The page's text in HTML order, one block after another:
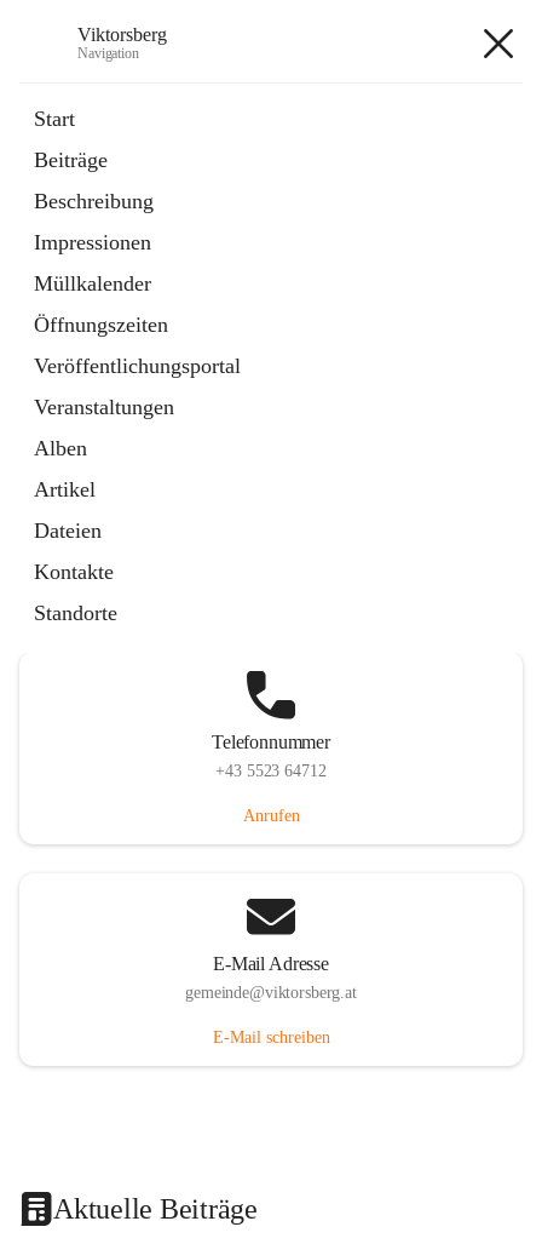
Viktorsberg
Navigation
Start
Beiträge
Beschreibung
Impressionen
Müllkalender
Öffnungszeiten
Veröffentlichungsportal
Veranstaltungen
Alben
Artikel
Dateien
Kontakte
Standorte
1 Schnellzugriff
Bürgerservice
10 Schnellzugriffe
Telefonnummer
+43 5523 64712
Anrufen
E-Mail Adresse
gemeinde@viktorsberg.at
E-Mail schreiben
Aktuelle Beiträge